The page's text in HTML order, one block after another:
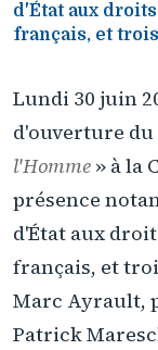
d'État aux
français, et
Lundi 30 juin
d'ouverture du
l'Homme » à la
présence
d'État aux
français, et
Marc Ayrault,
Patrick